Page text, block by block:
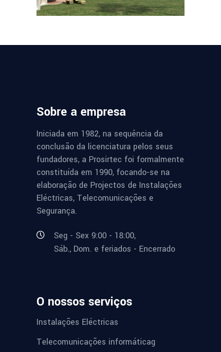
Find Out More
Sobre a empresa
Iniciada em 1982, na sequência da
conclusão da licenciatura pelos seus
fundadores, a Prosirtec foi formalmente
constituída em 1990, focando-se na
elaboração de Projectos de Instalações
Eléctricas, Telecomunicações e
Segurança.
Seg - Sex 9:00 - 18:00,
Sáb., Dom. e feriados - Encerrado
O nossos serviços
Instalações Eléctricas
Telecomunicações informáticag